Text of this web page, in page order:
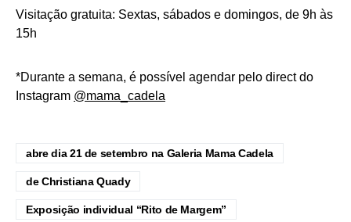
Visitação gratuita: Sextas, sábados e domingos, de 9h às
15h
*Durante a semana, é possível agendar pelo direct do
Instagram @mama_cadela
abre dia 21 de setembro na Galeria Mama Cadela
de Christiana Quady
Exposição individual “Rito de Margem”